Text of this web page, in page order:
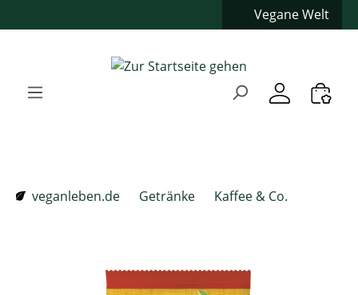
Zur Hauptnavigation springen
Vegane Welt
veganleben.de
Getränke Kaffee & Co.
Bildergalerie überspringen